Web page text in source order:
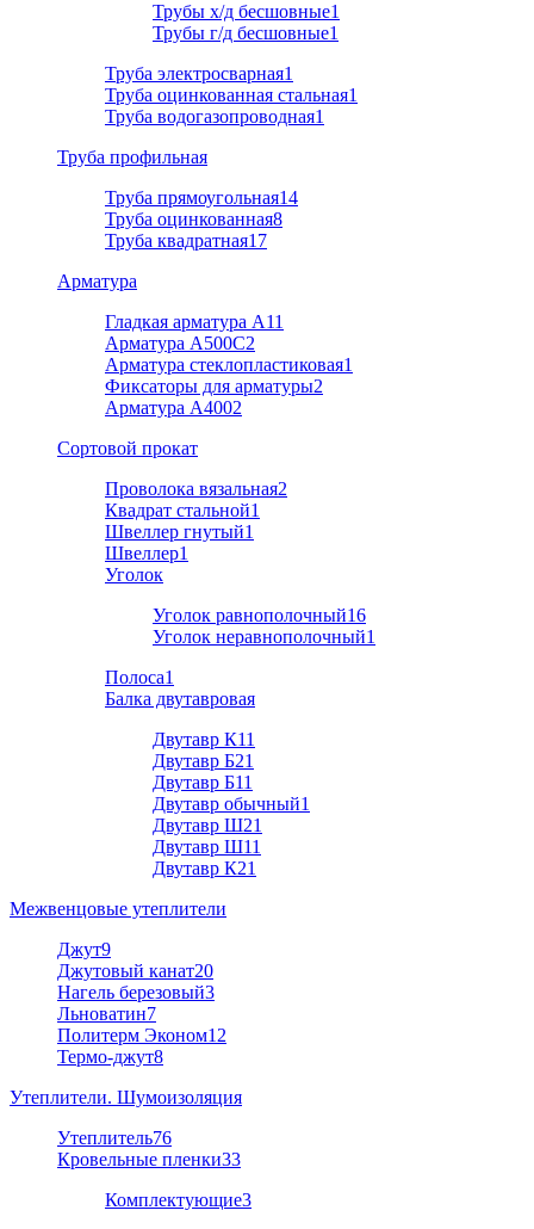
Трубы х/д бесшовные1
Трубы г/д бесшовные1
Труба электросварная1
Труба оцинкованная стальная1
Труба водогазопроводная1
Труба профильная
Труба прямоугольная14
Труба оцинкованная8
Труба квадратная17
Арматура
Гладкая арматура А11
Арматура A500C2
Арматура стеклопластиковая1
Фиксаторы для арматуры2
Арматура А4002
Cортовой прокат
Проволока вязальная2
Квадрат стальной1
Швеллер гнутый1
Швеллер1
Уголок
Уголок равнополочный16
Уголок неравнополочный1
Полоса1
Балка двутавровая
Двутавр К11
Двутавр Б21
Двутавр Б11
Двутавр обычный1
Двутавр Ш21
Двутавр Ш11
Двутавр К21
Межвенцовые утеплители
Джут9
Джутовый канат20
Нагель березовый3
Льноватин7
Политерм Эконом12
Термо-джут8
Утеплители. Шумоизоляция
Утеплитель76
Кровельные пленки33
Комплектующие3